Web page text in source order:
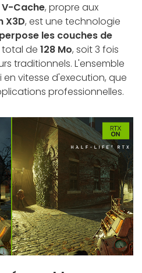
V-Cache, propre aux
X3D, est une technologie
les couches de
total de 128 Mo, soit 3 fois
traditionnels. L'ensemble
vitesse d'execution, que
professionnelles.